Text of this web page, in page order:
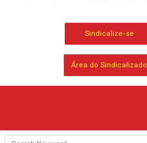
Sindicalize-se
Área do Sindicalizado